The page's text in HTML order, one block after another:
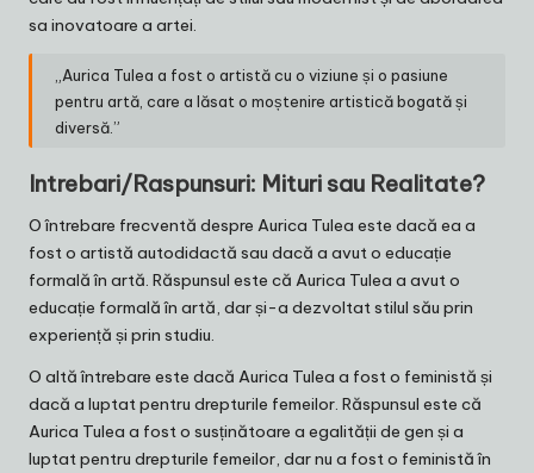
sa inovatoare a artei.
„Aurica Tulea a fost o artistă cu o viziune și o pasiune
pentru artă, care a lăsat o moștenire artistică bogată și
diversă.”
Intrebari/Raspunsuri: Mituri sau Realitate?
O întrebare frecventă despre Aurica Tulea este dacă ea a
fost o artistă autodidactă sau dacă a avut o educație
formală în artă. Răspunsul este că Aurica Tulea a avut o
educație formală în artă, dar și-a dezvoltat stilul său prin
experiență și prin studiu.
O altă întrebare este dacă Aurica Tulea a fost o feministă și
dacă a luptat pentru drepturile femeilor. Răspunsul este că
Aurica Tulea a fost o susținătoare a egalității de gen și a
luptat pentru drepturile femeilor, dar nu a fost o feministă în